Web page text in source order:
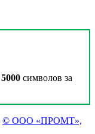
5000 символов за
© ООО «ПРОМТ»,